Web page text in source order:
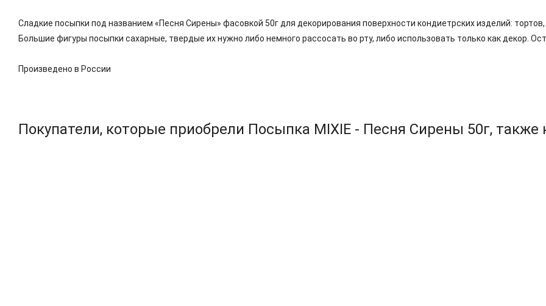
Сладкие посыпки под названием «Песня Сирены» фасовкой 50г для декорирования поверхности кондиетрских изделий:
Большие фигуры посыпки сахарные, твердые их нужно либо немного рассосать во рту, либо использовать только как декор.
Произведено в России
Покупатели, которые приобрели Посыпка MIXIE - Песня Сирены 50г, также